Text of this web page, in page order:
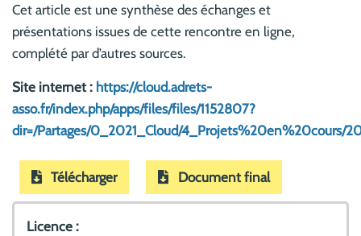
Cet article est une synthèse des échanges et
présentations issues de cette rencontre en ligne,
complété par d’autres sources.
Site internet : https://cloud.adrets-
asso.fr/index.php/apps/files/files/1152807?
dir=/Partages/0_2021_Cloud/4_Projets%20en%20cours/
Télécharger Document final
Licence :